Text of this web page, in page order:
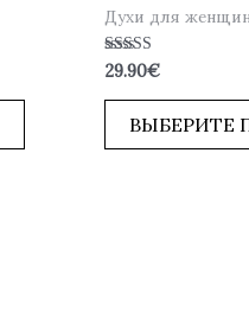
Духи для
Оценка
5.00
из 5
29.90€
ВЫБЕРИТЕ